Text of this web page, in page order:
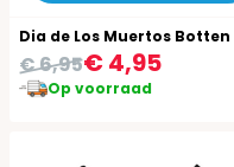
€ 4,95
€ 6,95
Op voorraad